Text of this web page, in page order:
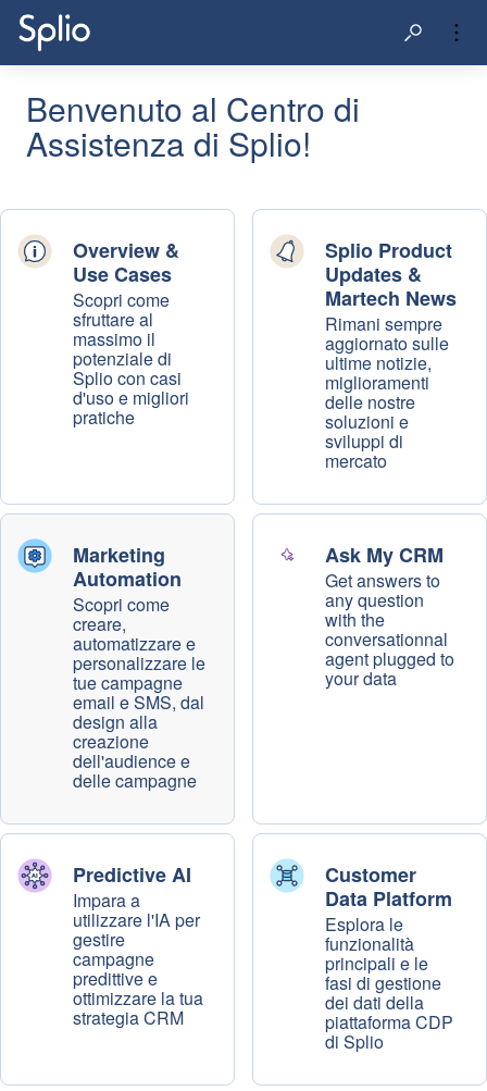
Benvenuto al Centro di
Assistenza di Splio!
Overview &
Use Cases
Scopri come
sfruttare al
massimo il
potenziale di
Splio con casi
d'uso e migliori
pratiche
Splio Product
Updates &
Martech News
Rimani sempre
aggiornato sulle
ultime notizie,
miglioramenti
delle nostre
soluzioni e
sviluppi di
mercato
Marketing
Automation
Scopri come
creare,
automatizzare e
personalizzare le
tue campagne
email e SMS, dal
design alla
creazione
dell'audience e
delle campagne
Ask My CRM
Get answers to
any question
with the
conversationnal
agent plugged to
your data
Predictive AI
Impara a
utilizzare l'IA per
gestire
campagne
predittive e
ottimizzare la tua
strategia CRM
Customer
Data Platform
Esplora le
funzionalità
principali e le
fasi di gestione
dei dati della
piattaforma CDP
di Splio